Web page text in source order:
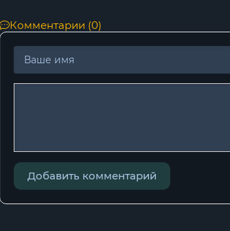
18
19
20
23
Комментарии (0)
Добавить комментарий